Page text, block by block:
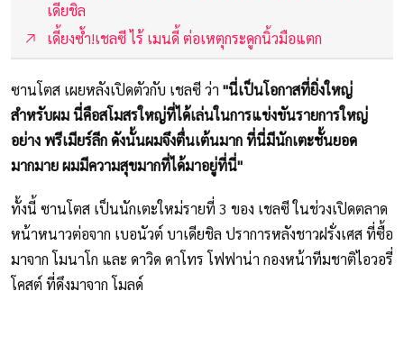
เดียชิล
เดี้ยงซ้ำ!เชลซี ไร้ เมนดี้ ต่อเหตุกระดูกนิ้วมือแตก
ซานโตส เผยหลังเปิดตัวกับ เชลซี ว่า "นี่เป็นโอกาสที่ยิ่งใหญ่
สำหรับผม นี่คือสโมสรใหญ่ที่ได้เล่นในการแข่งขันรายการใหญ่
อย่าง พรีเมียร์ลีก ดังนั้นผมจึงตื่นเต้นมาก ที่นี่มีนักเตะชั้นยอด
มากมาย ผมมีความสุขมากที่ได้มาอยู่ที่นี่"
ทั้งนี้ ซานโตส เป็นนักเตะใหม่รายที่ 3 ของ เชลซี ในช่วงเปิดตลาด
หน้าหนาวต่อจาก เบอนัวต์ บาเดียชิล ปราการหลังชาวฝรั่งเศส ที่ซื้อ
มาจาก โมนาโก และ ดาวิด ดาโทร โฟฟาน่า กองหน้าทีมชาติไอวอรี่
โคสต์ ที่ดึงมาจาก โมลด์